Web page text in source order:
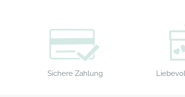
Sichere Zahlung